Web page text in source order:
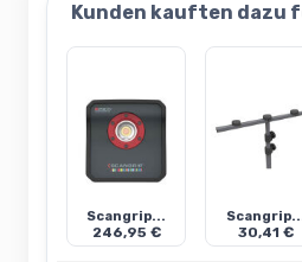
Kunden kauften dazu
Scangrip...
246,95 € 30,41 €